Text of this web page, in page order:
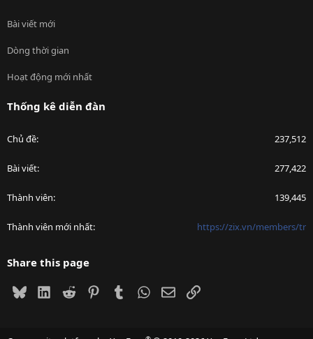
Bài viết mới
Dòng thời gian
Hoạt động mới nhất
Thống kê diễn đàn
Chủ đề 237,512
Bài viết 277,422
Thành viên 139,445
Thành viên mới nhất https://zix.vn/members/tr
Share this page
BlueskyLinkedIn
Reddit PinterestTumblrWhatsApp
EmailLink